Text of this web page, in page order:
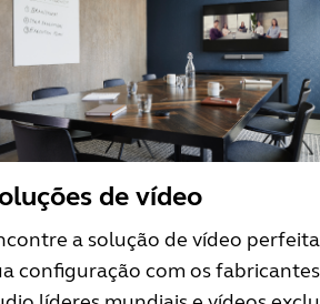
de vídeo
a solução de vídeo
configuração com os